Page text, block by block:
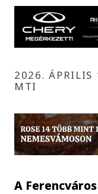
2026. ÁPRILIS
MTI
A